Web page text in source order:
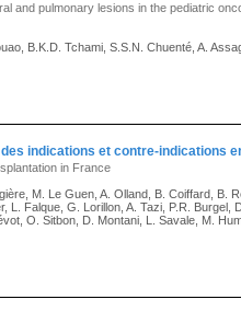
and pulmonary lesions in the pediatric
B.K.D. Tchami, S.S.N. Chuenté, A.
indications et contre-indications
in France
M. Le Guen, A. Olland, B. Coiffard, B.
L. Falque, G. Lorillon, A. Tazi, P.R. Burgel,
O. Sitbon, D. Montani, L. Savale, M.